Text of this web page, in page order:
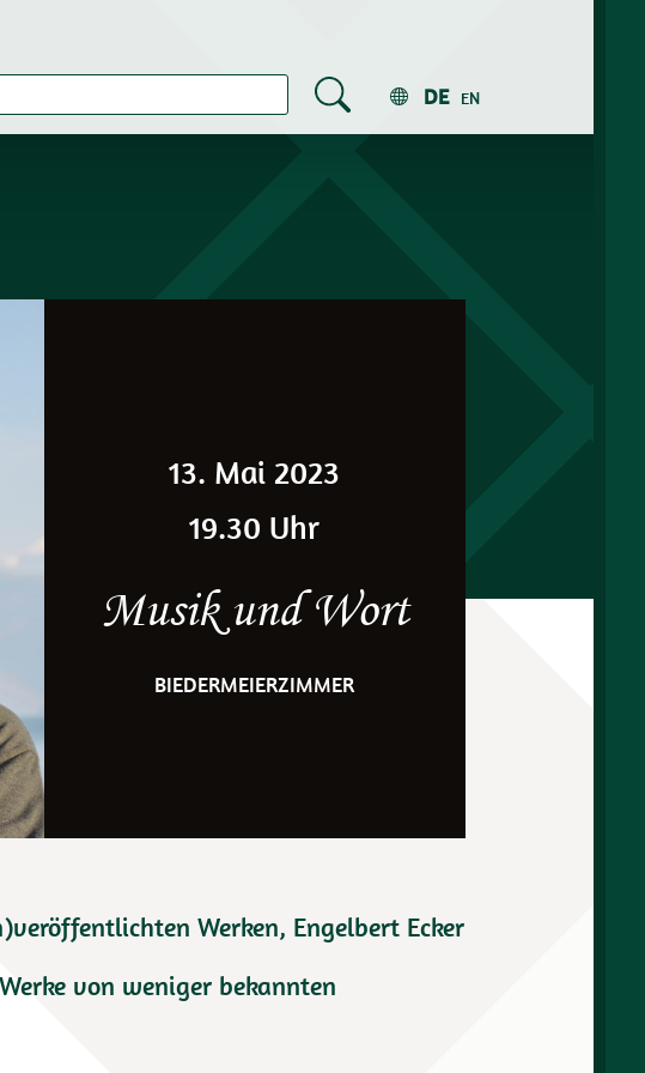
13. Mai 2023
19.30 Uhr
Musik und Wort
BIEDERMEIERZIMMER
DE EN
Werken, Engelbert Ecker
von weniger bekannten